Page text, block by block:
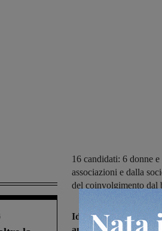
16 candidati: 6 donne
associazioni e dalla
del coinvolgimento dal
Idea Comune ha